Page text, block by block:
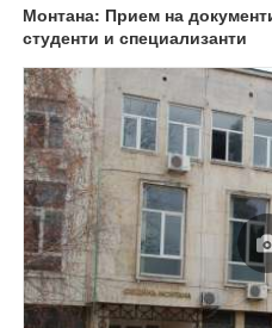
Монтана: Прием на
студенти и специализанти